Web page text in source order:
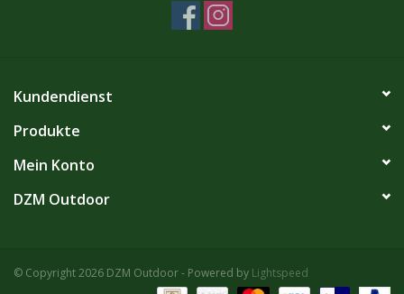
Kundendienst
Produkte
Mein Konto
DZM Outdoor
© Copyright 2026 DZM Outdoor - Powered by Lightspeed